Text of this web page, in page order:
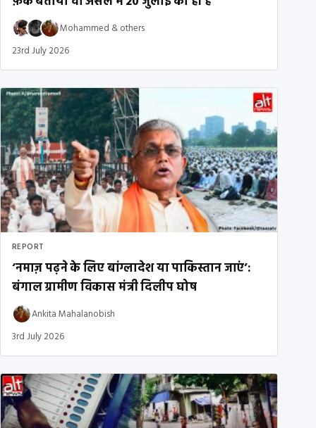
Mohammed &others
23rd July 2026
REPORT
‘नमाज़ पढ़ने के लिए बांग्लादेश या पाकिस्तान जाएं’:
बंगाल ग्रामीण विकास मंत्री दिलीप घोष
Ankita Mahalanobish
3rd July 2026